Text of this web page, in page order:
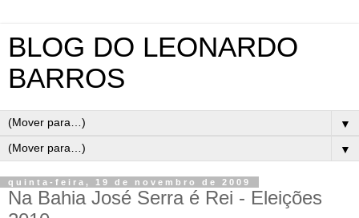
BLOG DO LEONARDO
BARROS
▼
▼
quinta-feira, 19 de novembro de 2009
Na Bahia José Serra é Rei - Eleições